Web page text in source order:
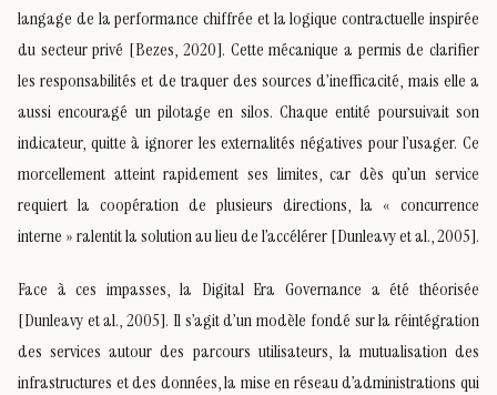
langage de la performance chiffrée et la logique contractuelle inspirée
du secteur privé [Bezes, 2020]. Cette mécanique a permis de clarifier
les responsabilités et de traquer des sources d’inefficacité, mais elle a
aussi encouragé un pilotage en silos. Chaque entité poursuivait son
indicateur, quitte à ignorer les externalités négatives pour l’usager. Ce
morcellement atteint rapidement ses limites, car dès qu’un service
requiert la coopération de plusieurs directions, la « concurrence
interne » ralentit la solution au lieu de l’accélérer [Dunleavy et al., 2005].
Face à ces impasses, la Digital Era Governance a été théorisée
[Dunleavy et al., 2005]. Il s’agit d’un modèle fondé sur la réintégration
des services autour des parcours utilisateurs, la mutualisation des
infrastructures et des données, la mise en réseau d’administrations qui